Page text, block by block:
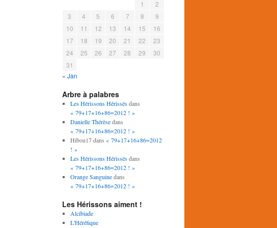
« Jan
1
2
3
4 5 6 7 8
9
10
11 12 13 14 15
16
17
18 19 20 21 22
23
24
25 26 27 28 29
30
31
Arbre à palabres
Les Hérissons Hérissésdans
« 79+17+16+86=2012 ! »
Danielle Thérèsedans
« 79+17+16+86=2012 ! »
Hibou17dans « 79+17+16+86=2012
! »
Les Hérissons Hérissésdans
« 79+17+16+86=2012 ! »
Orange Sanguinedans
« 79+17+16+86=2012 ! »
Les Hérissons aiment !
Alcibiade
L'Hérétique